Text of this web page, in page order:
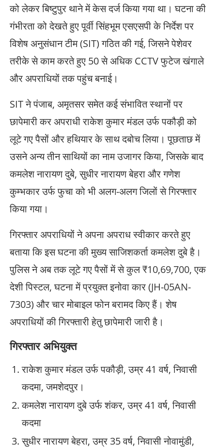
को लेकर बिष्टुपुर थाने में केस दर्ज किया गया था। घटना की
गंभीरता को देखते हुए पूर्वी सिंहभूम एसएसपी के निर्देश पर
विशेष अनुसंधान टीम (SIT) गठित की गई, जिसने पेशेवर
तरीके से काम करते हुए 50 से अधिक CCTV फुटेज खंगाले
और अपराधियों तक पहुंच बनाई।
SIT ने पंजाब, अमृतसर समेत कई संभावित स्थानों पर
छापेमारी कर अपराधी राकेश कुमार मंडल उर्फ पकौड़ी को
लूटे गए पैसों और हथियार के साथ दबोच लिया। पूछताछ में
उसने अन्य तीन साथियों का नाम उजागर किया, जिसके बाद
कमलेश नारायण दुबे, सुधीर नारायण बेहरा और गणेश
कुम्भकार उर्फ फुचा को भी अलग-अलग जिलों से गिरफ्तार
किया गया।
गिरफ्तार अपराधियों ने अपना अपराध स्वीकार करते हुए
बताया कि इस घटना की मुख्य साजिशकर्ता कमलेश दुबे है।
पुलिस ने अब तक लूटे गए पैसों में से कुल ₹10,69,700, एक
देशी पिस्टल, घटना में प्रयुक्त इनोवा कार (JH-05AN-
7303) और चार मोबाइल फोन बरामद किए हैं। शेष
अपराधियों की गिरफ्तारी हेतु छापेमारी जारी है।
गिरफ्तार अभियुक्त
राकेश कुमार मंडल उर्फ पकौड़ी, उम्र 41 वर्ष, निवासी
कदमा, जमशेदपुर।
कमलेश नारायण दुबे उर्फ शंकर, उम्र 41 वर्ष, निवासी
कदमा
सुधीर नारायण बेहरा, उम्र 35 वर्ष, निवासी नोवामुंडी,